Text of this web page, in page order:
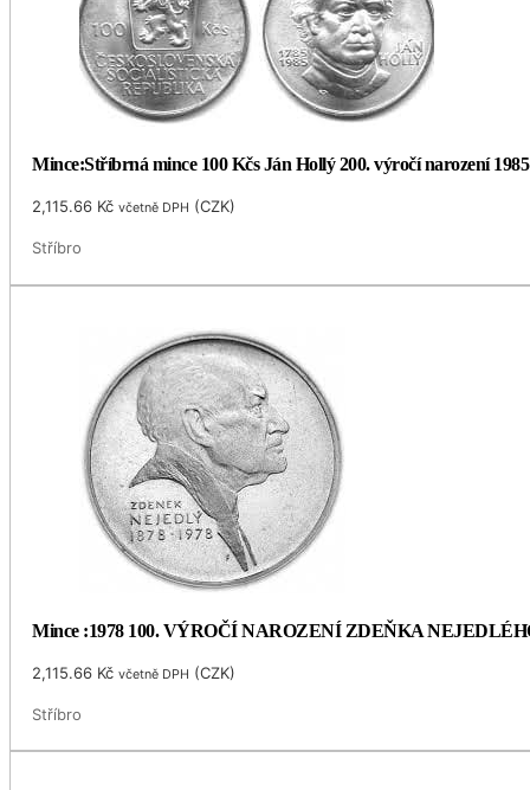
Mince:Stříbrná mince 100 Kčs Ján Hollý 200. výročí narození 1985
2,115.66 Kč včetně DPH (CZK)
Stříbro
Mince :1978 100. VÝROČÍ NAROZENÍ ZDEŇKA
2,115.66 Kč včetně DPH (CZK)
Stříbro